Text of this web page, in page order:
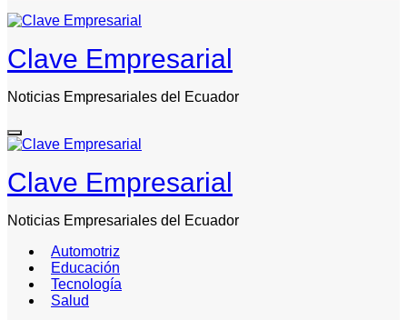
Clave Empresarial
Noticias Empresariales del Ecuador
Clave Empresarial
Noticias Empresariales del Ecuador
Automotriz
Educación
Tecnología
Salud